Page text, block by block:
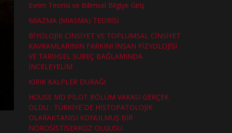
Evrim Teorisi ve Bilimsel Bilgiye Giriş
MİAZMA (MIASMA) TEORİSİ
BİYOLOJİK CİNSİYET VE TOPLUMSAL CİNSİYET
KAVRAMLARININ FARKINI İNSAN FİZYOLOJİSİ
VE TARİHSEL SÜREÇ BAĞLAMINDA
İNCELEYELİM
KIRIK KALPLER DURAĞI
HOUSE MD PİLOT BÖLÜM VAKASI GERÇEK
OLDU : TÜRKİYE´DE HİSTOPATOLOJİK
OLARAKTANISI KONULMUŞ BİR
NÖROSİSTİSERKOZ OLGUSU